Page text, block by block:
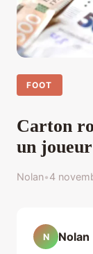
FOOT
Carton
un
Nolan•4
N Nolan